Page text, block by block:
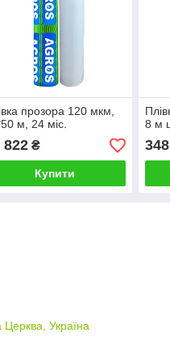
прозора 120 мкм,
м, 24 міс.
822₴
Купити
8 м
348
Церква, Україна